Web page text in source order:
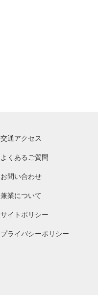
交通アクセス
よくあるご質問
お問い合わせ
兼業について
サイトポリシー
プライバシーポリシー